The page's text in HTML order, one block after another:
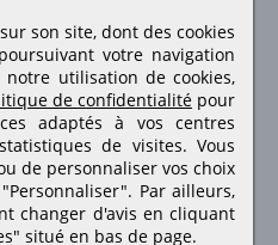
les réseaux sociaux
son site, dont des cookies
votre navigation
utilisation de cookies,
de confidentialité pour
adaptés à vos centres
de visites.Vous
de personnaliser vos choix
Par ailleurs,
changer d'avis en cliquant
situé en bas de page.